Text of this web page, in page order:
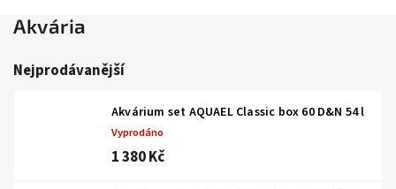
Akvária
Nejprodávanější
Akvárium set AQUAEL Classic box 60 D&N 54 l
Vyprodáno
1 380 Kč